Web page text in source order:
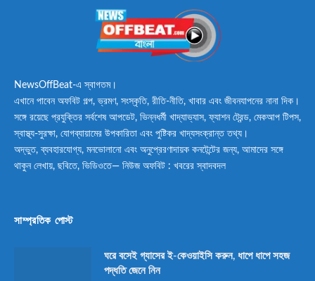
NewsOffBeat-এ স্বাগতম।
এখানে পাবেন অফবিট গল্প, ভ্রমণ, সংস্কৃতি, রীতি-নীতি, খাবার এবং জীবনযাপনের নানা দিক।
সঙ্গে রয়েছে প্রযুক্তির সর্বশেষ আপডেট, ভিন্নধর্মী খাদ্যাভ্যাস, ফ্যাশন ট্রেন্ড, মেকআপ টিপস,
স্বাস্থ্য-সুরক্ষা, যোগব্যায়ামের উপকারিতা এবং পুষ্টিকর খাদ্যসংক্রান্ত তথ্য।
অদ্ভুত, ব্যবহারযোগ্য, মনভোলানো এবং অনুপ্রেরণাদায়ক কনটেন্টের জন্য, আমাদের সঙ্গে
থাকুন লেখায়, ছবিতে, ভিডিওতে— নিউজ অফবিট : খবরের স্বাদবদল
সাম্প্রতিক পোস্ট
ঘরে বসেই গ্যাসের ই-কেওয়াইসি করুন, ধাপে ধাপে সহজ
পদ্ধতি জেনে নিন